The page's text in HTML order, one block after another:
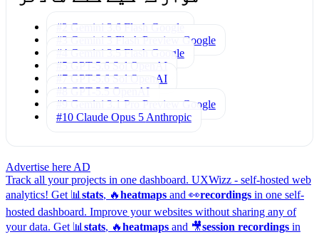
#2 Gemini 3.6 Flash
Google
#3 Gemini 3 Flash Preview
Google
#4 Gemini 3.5 Flash
Google
#5 GPT-5.6 Sol OpenAI
#7 GPT-5.6 Sol OpenAI
#8 GPT-5.5 OpenAI
#9 Gemini 3.1 Pro Preview
Google
#10 Claude Opus 5 Anthropic
Advertise here AD
Track all your projects in one dashboard. UXWizz - self-hosted web
analytics! Get 📊 stats, 🔥heatmaps and 👀recordings in one self-
hosted dashboard. Improve your websites without sharing any of
your data. Get 📊 stats, 🔥heatmaps and 🎥session recordings in